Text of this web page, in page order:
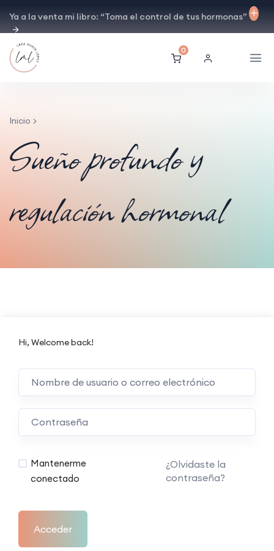
Ya a la venta mi libro: “Toma el control de tus hormonas”
0
Inicio
Sueño profundo y
regulación hormonal
Hi, Welcome back!
Mantenerme
conectado
¿Olvidaste la
contraseña?
Acceder